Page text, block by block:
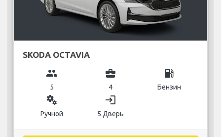
SKODA OCTAVIA
group
5
business_center
4
local_gas_station
Бензин
miscellaneous_services
Ручной
login
5 Дверь